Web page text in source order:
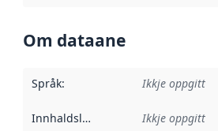
Om dataane
Språk: Ikkje oppgitt
Innhaldsleverandørar :
Ikkje oppgitt